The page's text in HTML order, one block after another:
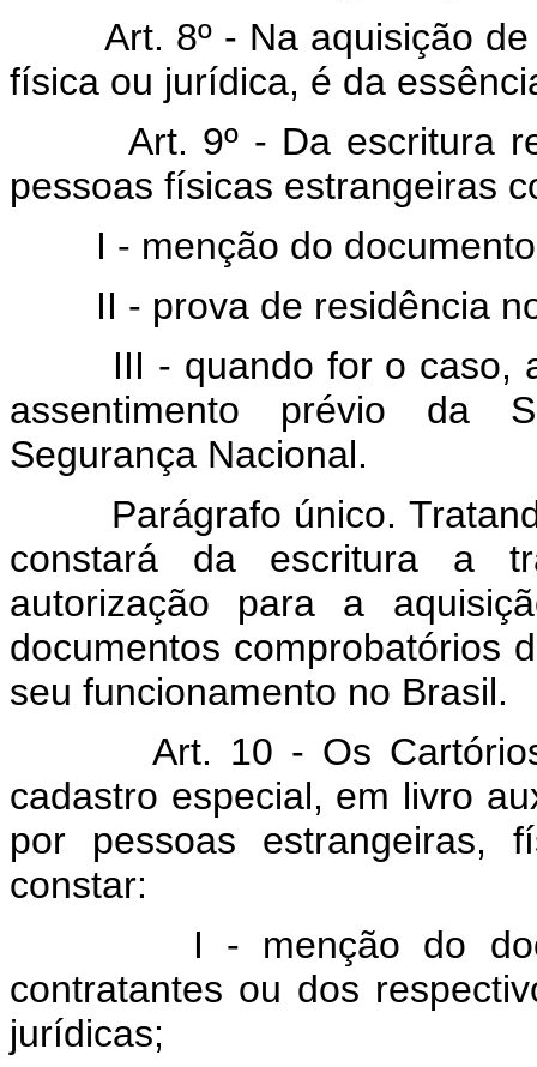
Art. 8º - Na aquisição
física ou jurídica, é da
Art. 9º - Da escritura
pessoas físicas estrangeiras
I - menção do documento
II - prova de residência no
III - quando for o caso,
assentimento prévio da
Segurança Nacional.
Parágrafo único.
constará da escritura a
autorização para a
documentos comprobatórios
seu funcionamento no Brasil.
Art. 10 - Os
cadastro especial, em livro
por pessoas estrangeiras,
constar:
I - menção do
contratantes ou dos
jurídicas;